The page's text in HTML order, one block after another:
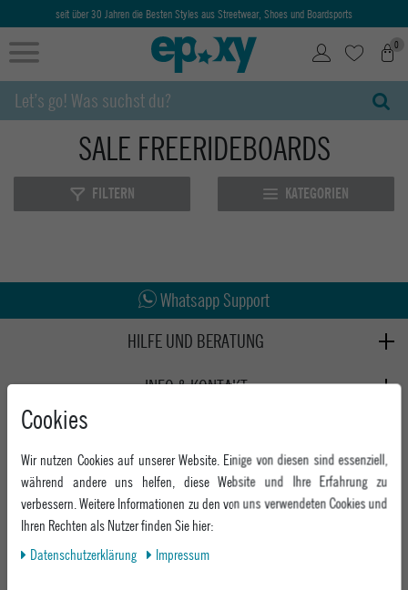
seit über 30 Jahren die Besten Styles aus Streetwear, Shoes und Boardsports
0
SALE FREERIDEBOARDS
FILTERN KATEGORIEN
Whatsapp Support
HILFE UND BERATUNG
Gutscheine
Click & Collect
INFO & KONTAKT
Samstag: 10:00 - 17:00
Whatsapp
Kontaktformular
Jobs
We Care - Wiederverwendete Verpackungen
Verleih
EPOXY STORES
Deggendorf
KEEP UP WITH US
Facebook
Cookies
Wir nutzen Cookies auf unserer Website. Einige von diesen sind essenziell,
während andere uns helfen, diese Website und Ihre Erfahrung zu
verbessern. Weitere Informationen zu den von uns verwendeten Cookies und
Ihren Rechten als Nutzer finden Sie hier:
Daten­schutz­erklärung
Impressum